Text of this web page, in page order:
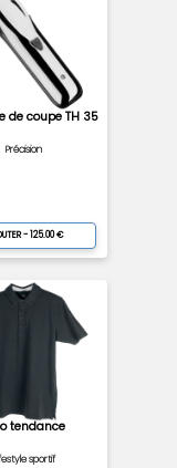
de coupe TH 35
Précision
- 125.00 €
tendance
sportif